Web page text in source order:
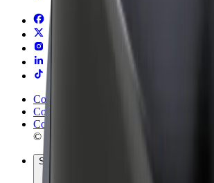
Conditions générales
Confidentialité
Cookies
© 2026 Bolt Technology OÜ
Services